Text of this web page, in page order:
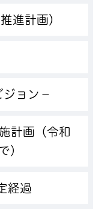
進計画）
ョン－
計画（令和
）
経過